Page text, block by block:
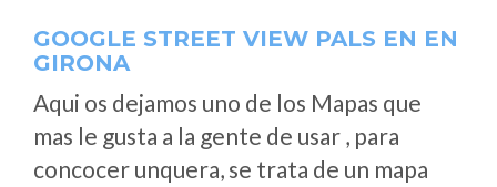
GOOGLE STREET VIEW PALS EN EN
GIRONA
Aqui os dejamos uno de los Mapas que
mas le gusta a la gente de usar , para
concocer unquera, se trata de un mapa